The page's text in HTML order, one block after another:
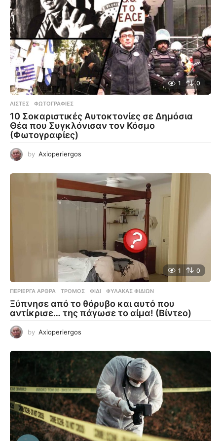
1 0
ΛΊΣΤΕΣ ,ΦΩΤΟΓΡΑΦΊΕΣ
10 Σοκαριστικές Αυτοκτονίες σε Δημόσια
Θέα που Συγκλόνισαν τον Κόσμο
(Φωτογραφίες)
by Axioperiergos
1 0
ΠΕΡΊΕΡΓΑ ΆΡΘΡΑ ΤΡΌΜΟΣ ,ΦΊΔΙ ,ΦΎΛΑΚΑΣ ΦΙΔΙΏΝ
Ξύπνησε από το θόρυβο και αυτό που
αντίκρισε… της πάγωσε το αίμα! (Βίντεο)
by Axioperiergos